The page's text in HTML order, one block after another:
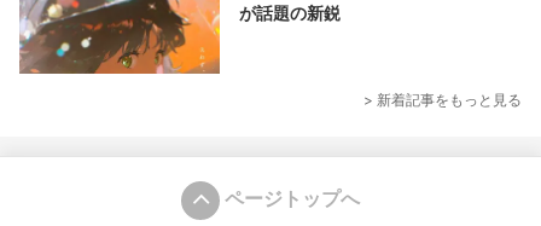
が話題の新鋭
> 新着記事をもっと見る
ページトップへ